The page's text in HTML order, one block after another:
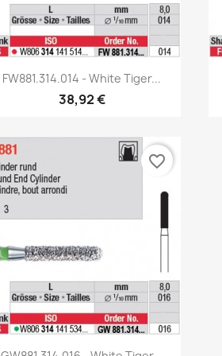
Aperçu rapide
FW881.314.014 - White Tiger...
38,92 €
Aperçu rapide
favorite_border